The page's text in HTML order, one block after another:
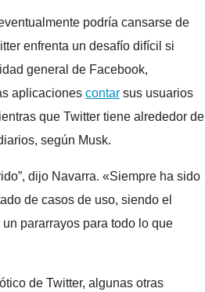
podría cansarse de
enfrenta un desafío difícil si
general de Facebook,
aplicaciones contar sus usuarios
que Twitter tiene alrededor de
según Musk.
dijo Navarra. «Siempre ha sido
de casos de uso, siendo el
pararrayos para todo lo que
de Twitter, algunas otras